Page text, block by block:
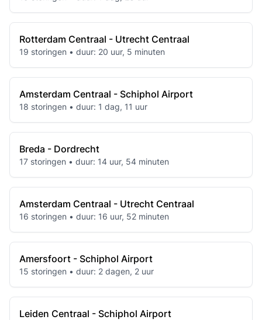
Rotterdam Centraal - Utrecht Centraal
19 storingen • duur: 20 uur, 5 minuten
Amsterdam Centraal - Schiphol Airport
18 storingen • duur: 1 dag, 11 uur
Breda - Dordrecht
17 storingen • duur: 14 uur, 54 minuten
Amsterdam Centraal - Utrecht Centraal
16 storingen • duur: 16 uur, 52 minuten
Amersfoort - Schiphol Airport
15 storingen • duur: 2 dagen, 2 uur
Leiden Centraal - Schiphol Airport